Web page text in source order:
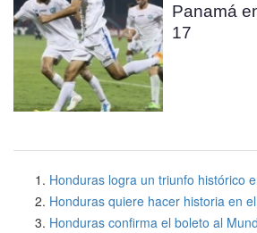
Panamá
17
Honduras logra un triunfo histórico
Honduras quiere hacer historia en
Honduras confirma el boleto al